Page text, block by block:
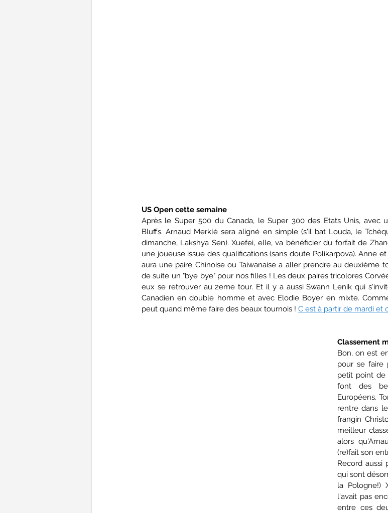
US Open cette semaine
Après le Super 500 du Canada, le Super 300 des Etats Unis, avec
Bluffs. Arnaud Merklé sera aligné en simple (s'il bat Louda, le
dimanche, Lakshya Sen). Xuefei, elle, va bénéficier du forfait de
une joueuse issue des qualifications (sans doute Polikarpova). Anne
aura une paire Chinoise ou Taiwanaise a aller prendre au deuxième
de suite un "bye bye" pour nos filles ! Les deux paires tricolores
eux se retrouver au 2eme tour. Et il y a aussi Swann Lenik qui
Canadien en double homme et avec Elodie Boyer en mixte.
peut quand même faire des beaux tournois ! C est à partir de mardi et
Classement
Bon, on est
pour se faire
petit point de
font des
Européens.
rentre dans
frangin
meilleur
alors
(re)fait son
Record aussi
qui sont
la Pologne!)
l'avait pas
entre ces